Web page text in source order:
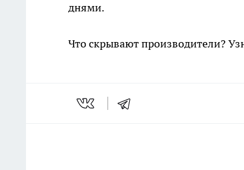
днями.
Что скрывают производители?